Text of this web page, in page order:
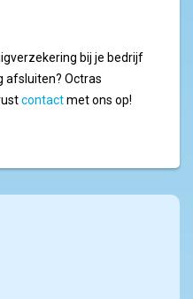
bij je bedrijf
afsluiten? Octras
contactmet ons op!